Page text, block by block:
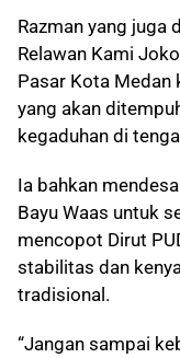
Razman yang juga
Relawan Kami
Pasar Kota Medan
yang akan
kegaduhan di
Ia bahkan
Bayu Waas untuk
mencopot Dirut
stabilitas dan
tradisional.
“Jangan sampai